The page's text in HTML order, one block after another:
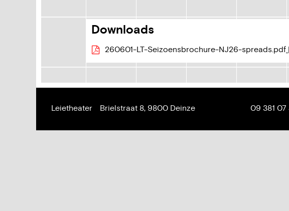
Downloads
260601-LT-Seizoensbrochure-NJ26-spreads.pdf
Leietheater Adres
Brielstraat 8, 9800 Deinze Tel.
09 381 07